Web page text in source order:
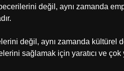
değil, aynı zamanda
değil, aynı zamanda kültürel
sağlamak için yaratıcı ve